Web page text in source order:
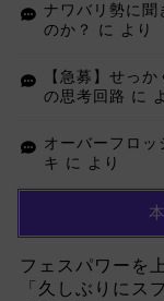
ナワバリ勢に聞
のか？
に より
【急募】せっ
の思考回路 に
オーバーフロッ
キ に より
フェスパワーを
「久しぶりにス